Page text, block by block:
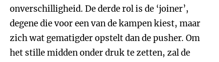
onverschilligheid. De derde rol is de ‘joiner’,
degene die voor een van de kampen kiest, maar
zich wat gematigder opstelt dan de pusher. Om
het stille midden onder druk te zetten, zal de